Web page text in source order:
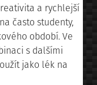
a rychlejší
často studenty,
období. Ve
s dalšími
jako lék na